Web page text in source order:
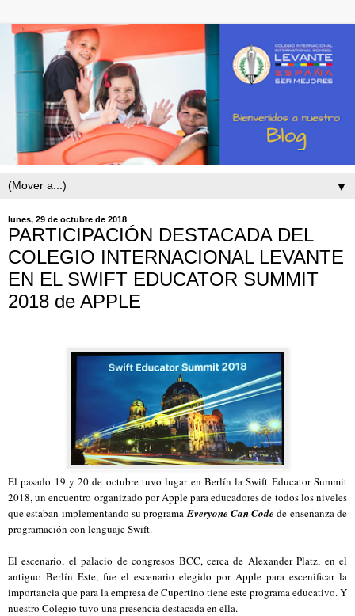
▼
lunes, 29 de octubre de 2018
PARTICIPACIÓN DESTACADA DEL
COLEGIO INTERNACIONAL LEVANTE
EN EL SWIFT EDUCATOR SUMMIT
2018 de APPLE
El pasado 19 y 20 de octubre tuvo lugar en Berlín la Swift Educator Summit
2018, un encuentro organizado por Apple para educadores de todos los niveles
que estaban implementando su programaEveryone Can Code de enseñanza de
programación con lenguaje Swift.
El escenario, el palacio de congresos BCC, cerca de Alexander Platz, en el
antiguo Berlín Este, fue el escenario elegido por Apple para escenificar la
importancia que para la empresa de Cupertino tiene este programa educativo. Y
nuestro Colegio tuvo una presencia destacada en ella.